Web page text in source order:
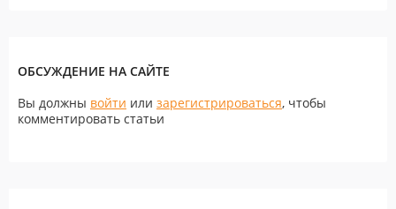
ОБСУЖДЕНИЕ НА САЙТЕ
Вы должны войти или зарегистрироваться, чтобы
комментировать статьи